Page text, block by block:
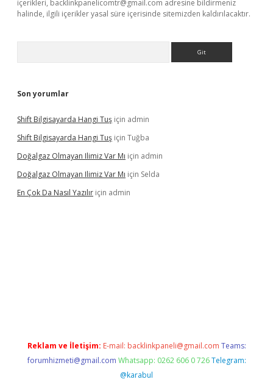
içerikleri, backlinkpanelicomtr@gmail.com adresine bildirmeniz
halinde, ilgili içerikler yasal süre içerisinde sitemizden kaldırılacaktır.
Son yorumlar
Shift Bilgisayarda Hangi Tuş için admin
Shift Bilgisayarda Hangi Tuş için Tuğba
Doğalgaz Olmayan Ilimiz Var Mı için admin
Doğalgaz Olmayan Ilimiz Var Mı için Selda
En Çok Da Nasıl Yazılır için admin
Reklam ve İletişim: E-mail: backlinkpaneli@gmail.com Teams:
forumhizmeti@gmail.com Whatsapp: 0262 606 0 726 Telegram:
@karabul